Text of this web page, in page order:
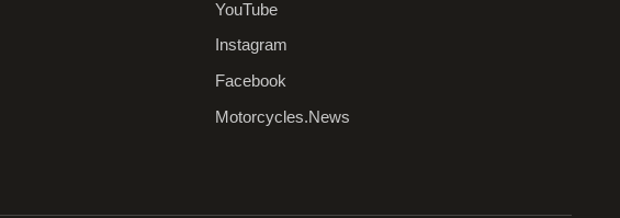
YouTube
Instagram
Facebook
Motorcycles.News